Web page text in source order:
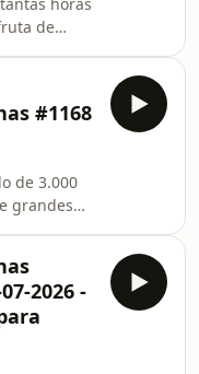
de
sitúa a un
en el top
de
contenido
-
antes
y
#1168
de 3.000
grandes
2026 -